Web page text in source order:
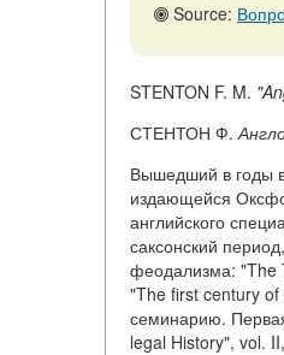
Source:
STENTON F. M.
СТЕНТОН Ф.
Вышедший в годы
издающейся
английского
саксонский
феодализма: "The
"The first century
семинарию.
legal History", vol.